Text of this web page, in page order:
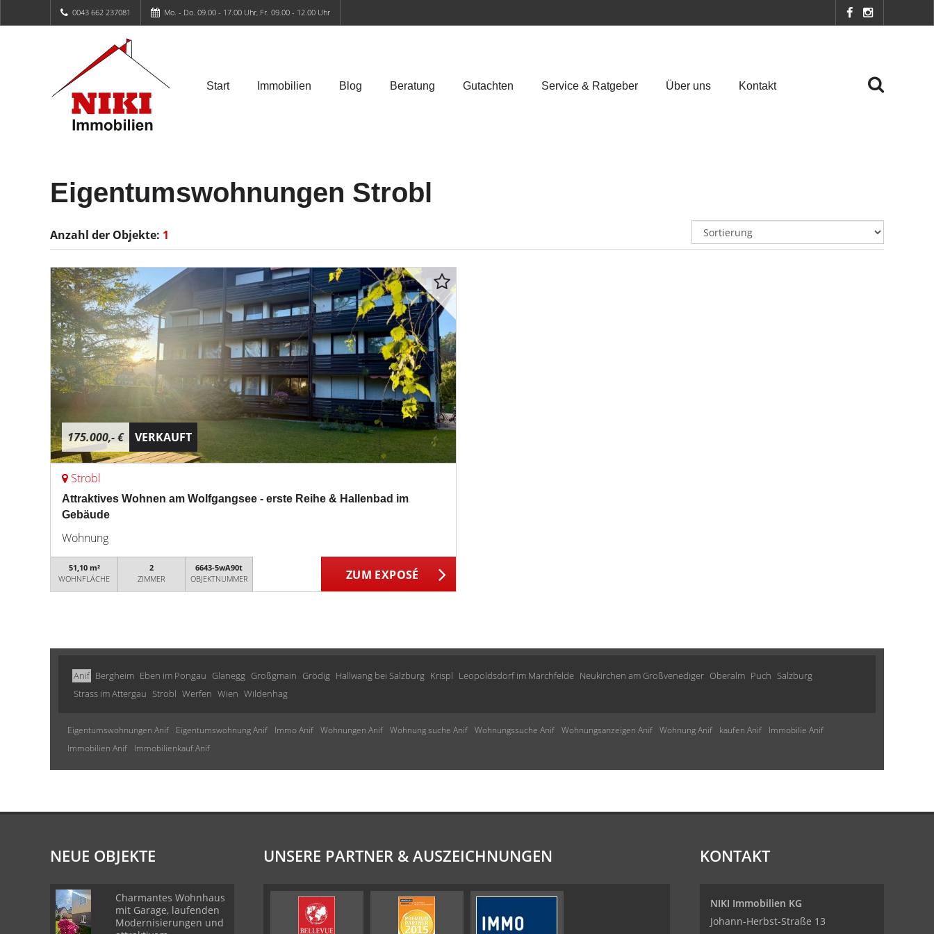
0043 662 237081 Mo. - Do. 09.00 - 17.00 Uhr, Fr. 09.00 - 12.00 Uhr
Start Immobilien Blog Beratung Gutachten Service & Ratgeber Über uns Kontakt
Eigentumswohnungen Strobl
Anzahl der Objekte: 1
175.000,- € VERKAUFT
Strobl
Attraktives Wohnen am Wolfgangsee - erste Reihe & Hallenbad im
Gebäude
Wohnung
51,10 m²
WOHNFLÄCHE
2
ZIMMER
6643-5wA90t
OBJEKTNUMMER
ZUM EXPOSÉ
Anif Bergheim Eben im Pongau Glanegg Großgmain Grödig Hallwang bei Salzburg Krispl Leopoldsdorf im Marchfelde Neukirchen am Großvenediger Oberalm Puch Salzburg
Strass im Attergau Strobl Werfen Wien Wildenhag
Eigentumswohnungen Anif Eigentumswohnung Anif Immo Anif Wohnungen Anif Wohnung suche Anif Wohnungssuche Anif Wohnungsanzeigen Anif Wohnung Anif kaufen Anif
Immobilie Anif
Immobilien Anif
Immobilienkauf Anif
NEUE OBJEKTE
Charmantes Wohnhaus
mit Garage, laufenden
Modernisierungen und
UNSERE PARTNER & AUSZEICHNUNGEN KONTAKT
NIKI Immobilien KG
Johann-Herbst-Straße 13